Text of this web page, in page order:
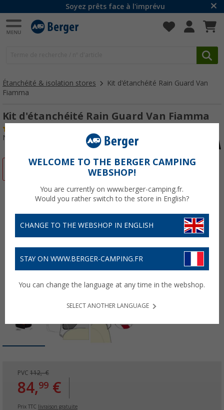
Soyez prêts face à l'imprévu
Étanchéité & isolation stores
Kit d'étanchéité Rain Guard Van
Fiamma
Kit d'étanchéité Rain Guard Van Fiamma
N° d'art : 248000
PVC 112,- €
84,99 €
Prix TTC livraison gratuite
WELCOME TO THE BERGER CAMPING
WEBSHOP!
You are currently on www.berger-camping.fr.
Would you rather switch to the store in English?
CHANGE TO THE WEBSHOP IN ENGLISH
STAY ON WWW.BERGER-CAMPING.FR
You can change the language at any time in the webshop.
SELECT ANOTHER LANGUAGE